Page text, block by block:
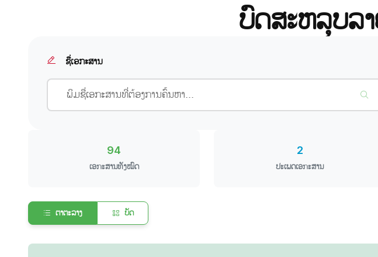
ບົດສະຫລຸບລ
ຊື່ເອກະສານ
94
ເອກະສານທັງໝົດ
2
ປະເພດເອກະສານ
ຕາຕະລາງ ບັດ